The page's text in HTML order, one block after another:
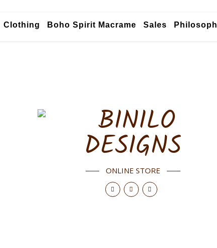
Clothing Boho Spirit Macrame Sales
ONLINE STORE